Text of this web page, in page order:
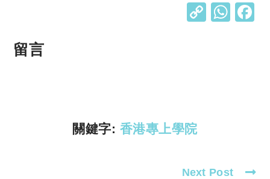
C W
留言
關鍵字: 香港專上學院
Next Post